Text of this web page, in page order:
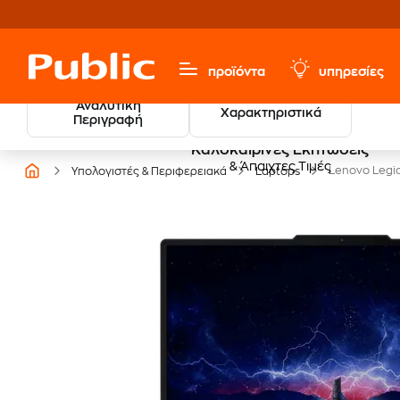
προϊόντα υπηρεσίες
Αναλυτική
Περιγραφή
Χαρακτηριστικά
Καλοκαιρινές Εκπτώσεις
& Άπαιχτες Τιμές
Υπολογιστές & Περιφερειακά Laptops Lenovo